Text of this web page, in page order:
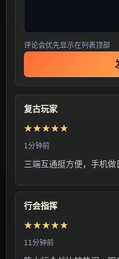
评论会优先显示在列表顶部
复古玩家
★★★★★
1分钟前
三端互通挺方便，手机做
行会指挥
★★★★★
11分钟前